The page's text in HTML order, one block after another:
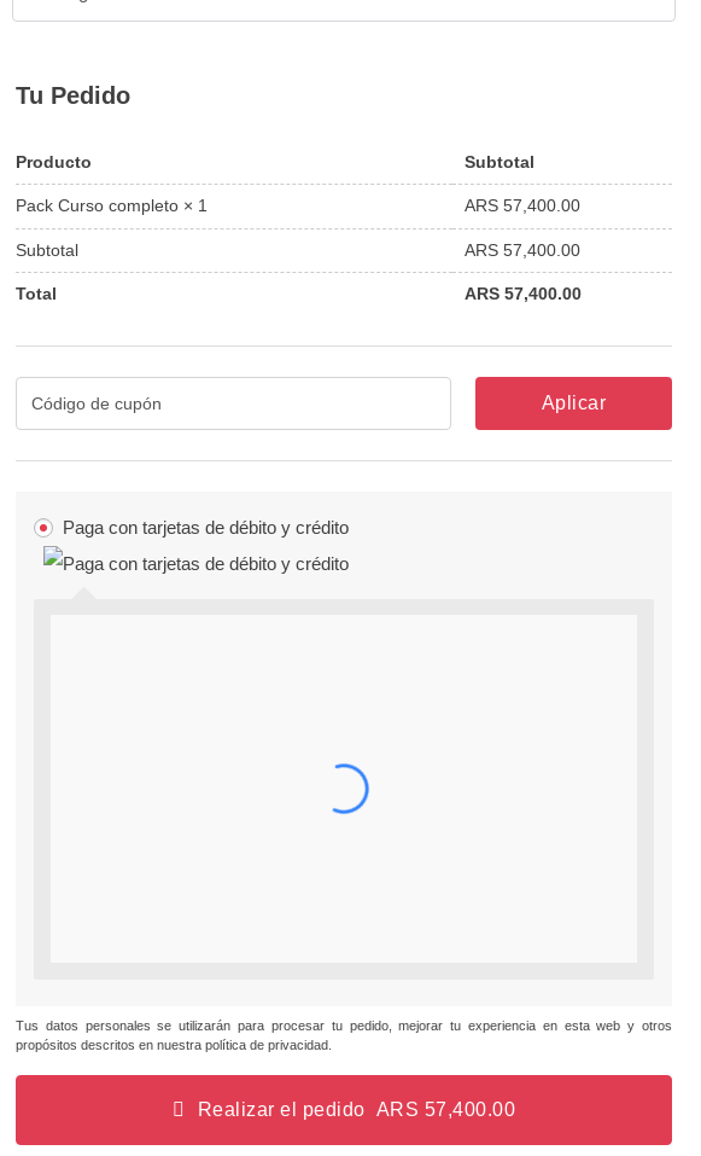
Tu Pedido
Producto Subtotal
Pack Curso completo × 1 ARS 57,400.00
Subtotal ARS 57,400.00
Total ARS 57,400.00
Aplicar
Paga con tarjetas de débito y crédito
Tus datos personales se utilizarán para procesar tu pedido, mejorar tu experiencia en esta web y otros
propósitos descritos en nuestra política de privacidad
Realizar el pedido ARS 57,400.00